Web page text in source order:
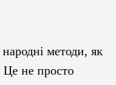
методи, як
Це не просто